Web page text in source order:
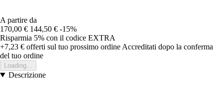
A partire da
170,00 € 144,50 € -15%
Risparmia 5% con il codice EXTRA
+7,23 € offerti sul tuo prossimo ordine Accreditati dopo la conferma
del tuo ordine
Loading...
Descrizione